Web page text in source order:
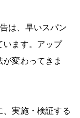
は、早いスパン
います。アップ
変わってきま
、実施・検証する